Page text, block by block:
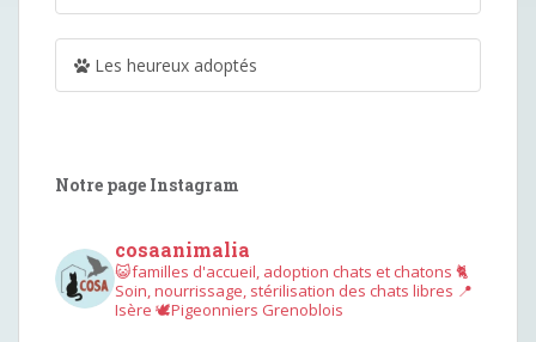
Les heureux adoptés
Notre page Instagram
cosaanimalia
😺familles d'accueil, adoption chats et chatons 🐈
Soin, nourrissage, stérilisation des chats libres 📍
Isère 🕊︎Pigeonniers Grenoblois